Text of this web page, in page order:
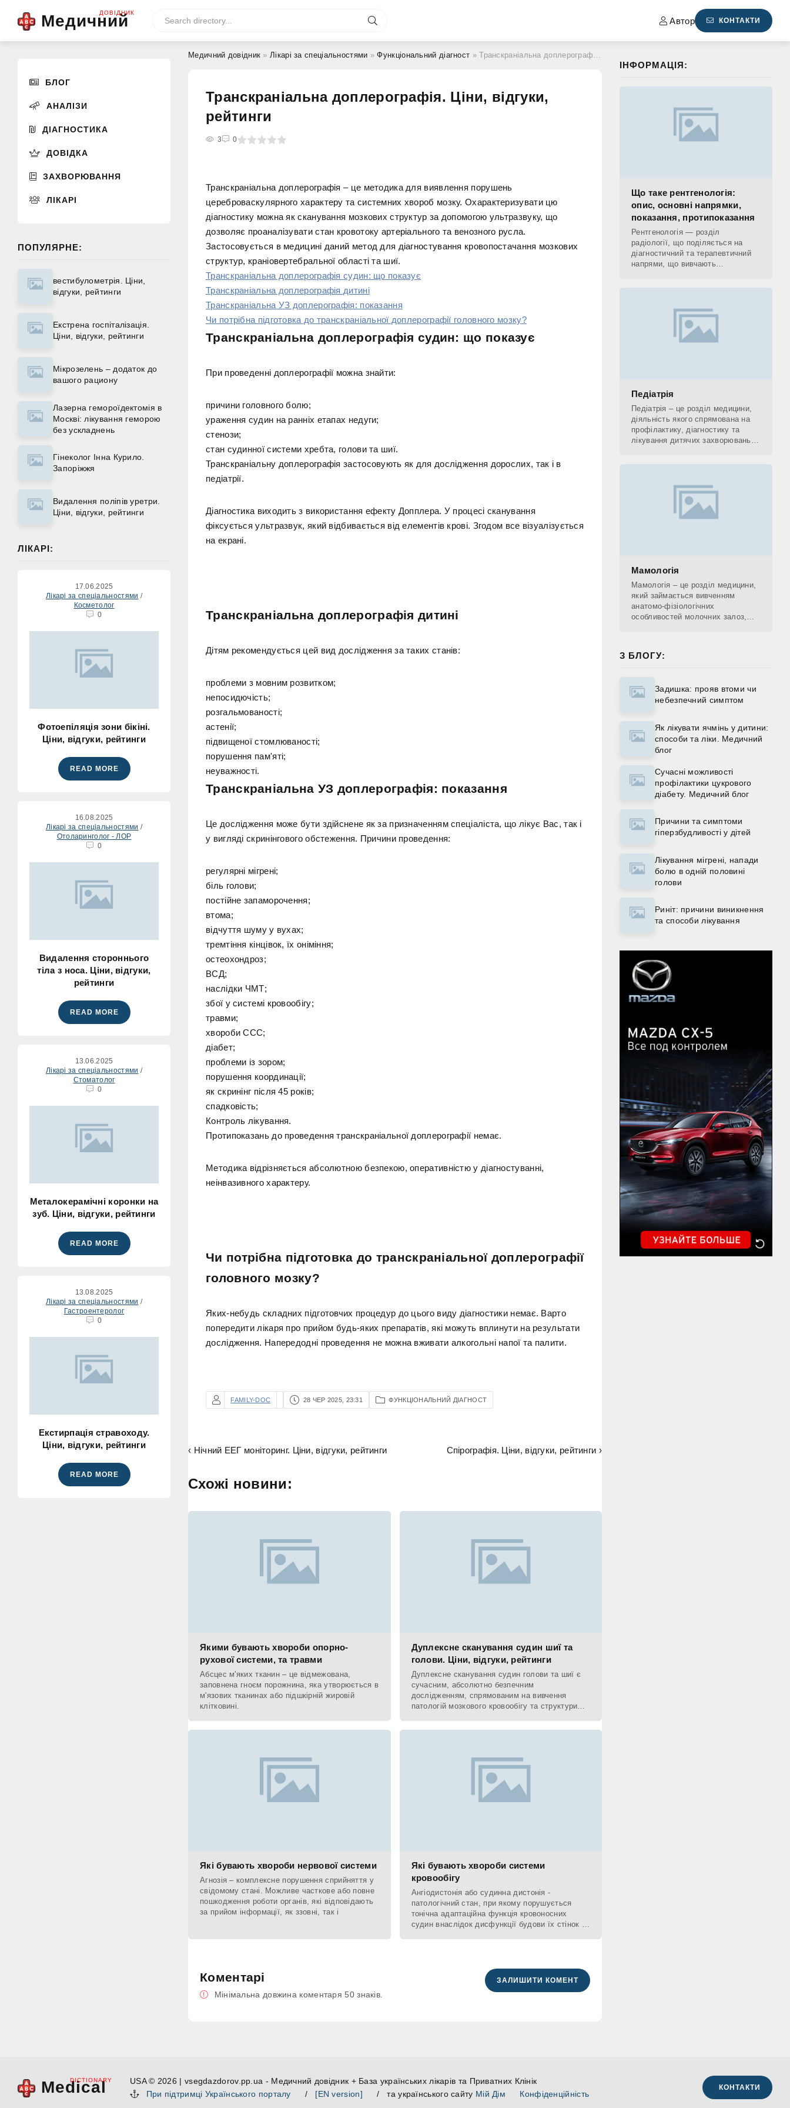
Медичний
ДОВІДНИК
Автор КОНТАКТИ
БЛОГ
АНАЛІЗИ
ДІАГНОСТИКА
ДОВІДКА
ЗАХВОРЮВАННЯ
ЛІКАРІ
ПОПУЛЯРНЕ:
вестибулометрія. Ціни,
відгуки, рейтинги
Екстрена госпіталізація.
Ціни, відгуки, рейтинги
Мікрозелень – додаток до
вашого рациону
Лазерна гемороїдектомія в
Москві: лікування геморою
без ускладнень
Гінеколог Інна Курило.
Запоріжжя
Видалення поліпів уретри.
Ціни, відгуки, рейтинги
ЛІКАРІ:
17.06.2025
Лікарі за спеціальностями /
Косметолог
0
Фотоепіляція зони бікіні.
Ціни, відгуки, рейтинги
READ MORE
16.08.2025
Лікарі за спеціальностями /
Отоларинголог - ЛОР
0
Видалення стороннього
тіла з носа. Ціни, відгуки,
рейтинги
READ MORE
13.06.2025
Лікарі за спеціальностями /
Стоматолог
0
Металокерамічні коронки на
зуб. Ціни, відгуки, рейтинги
READ MORE
13.08.2025
Лікарі за спеціальностями /
Гастроентеролог
0
Екстирпація стравоходу.
Ціни, відгуки, рейтинги
READ MORE
Медичний довідник »Лікарі за спеціальностями »Функціональний діагност » Транскраніальна доплерографія. Ціни, відгуки, рейтинги
Транскраніальна доплерографія. Ціни, відгуки,
рейтинги
3 0
4 5
Транскраніальна доплерографія – це методика для виявлення порушень
цереброваскулярного характеру та системних хвороб мозку. Охарактеризувати цю
діагностику можна як сканування мозкових структур за допомогою ультразвуку, що
дозволяє проаналізувати стан кровотоку артеріального та венозного русла.
Застосовується в медицині даний метод для діагностування кровопостачання мозкових
структур, краніовертебральної області та шиї.
Транскраніальна доплерографія судин: що показує
Транскраніальна доплерографія дитині
Транскраніальна УЗ доплерографія: показання
Чи потрібна підготовка до транскраніальної доплерографії головного мозку?
Транскраніальна доплерографія судин: що показує
При проведенні доплерографії можна знайти:
причини головного болю;
ураження судин на ранніх етапах недуги;
стенози;
стан судинної системи хребта, голови та шиї.
Транскраніальну доплерографія застосовують як для дослідження дорослих, так і в
педіатрії.
Діагностика виходить з використання ефекту Допплера. У процесі сканування
фіксується ультразвук, який відбивається від елементів крові. Згодом все візуалізується
на екрані.
Транскраніальна доплерографія дитині
Дітям рекомендується цей вид дослідження за таких станів:
проблеми з мовним розвитком;
непосидючість;
розгальмованості;
астенії;
підвищеної стомлюваності;
порушення пам'яті;
неуважності.
Транскраніальна УЗ доплерографія: показання
Це дослідження може бути здійснене як за призначенням спеціаліста, що лікує Вас, так і
у вигляді скринінгового обстеження. Причини проведення:
регулярні мігрені;
біль голови;
постійне запаморочення;
втома;
відчуття шуму у вухах;
тремтіння кінцівок, їх оніміння;
остеохондроз;
ВСД;
наслідки ЧМТ;
збої у системі кровообігу;
травми;
хвороби ССС;
діабет;
проблеми із зором;
порушення координації;
як скринінг після 45 років;
спадковість;
Контроль лікування.
Протипоказань до проведення транскраніальної доплерографії немає.
Методика відрізняється абсолютною безпекою, оперативністю у діагностуванні,
неінвазивного характеру.
Чи потрібна підготовка до транскраніальної доплерографії
головного мозку?
Яких-небудь складних підготовчих процедур до цього виду діагностики немає. Варто
попередити лікаря про прийом будь-яких препаратів, які можуть вплинути на результати
дослідження. Напередодні проведення не можна вживати алкогольні напої та палити.
FAMILY-DOC 28 ЧЕР 2025, 23:31 ФУНКЦІОНАЛЬНИЙ ДІАГНОСТ
‹ Нічний ЕЕГ моніторинг. Ціни, відгуки, рейтинги Спірографія. Ціни, відгуки, рейтинги ›
Схожі новини:
Якими бувають хвороби опорно-
рухової системи, та травми
Абсцес м'яких тканин – це відмежована,
заповнена гноєм порожнина, яка утворюється в
м'язових тканинах або підшкірній жировій
клітковині.
Дуплексне сканування судин шиї та
голови. Ціни, відгуки, рейтинги
Дуплексне сканування судин голови та шиї є
сучасним, абсолютно безпечним
дослідженням, спрямованим на вивчення
патологій мозкового кровообігу та структури
Які бувають хвороби нервової системи
Агнозія – комплексне порушення сприйняття у
свідомому стані. Можливе часткове або повне
пошкодження роботи органів, які відповідають
за прийом інформації, як ззовні, так і
Які бувають хвороби системи
кровообігу
Ангіодистонія або судинна дистонія -
патологічний стан, при якому порушується
тонічна адаптаційна функція кровоносних
судин внаслідок дисфункції будови їх стінок та
Коментарі
Мінімальна довжина коментаря 50 знаків.
ЗАЛИШИТИ КОМЕНТ
ІНФОРМАЦІЯ:
Що таке рентгенологія:
опис, основні напрямки,
показання, протипоказання
Рентгенологія — розділ
радіології, що поділяється на
діагностичний та терапевтичний
напрями, що вивчають
Педіатрія
Педіатрія – це розділ медицини,
діяльність якого спрямована на
профілактику, діагностику та
лікування дитячих захворювань, а
Мамологія
Мамологія – це розділ медицини,
який займається вивченням
анатомо-фізіологічних
особливостей молочних залоз,
З БЛОГУ:
Задишка: прояв втоми чи
небезпечний симптом
Як лікувати ячмінь у дитини:
способи та ліки. Медичний
блог
Сучасні можливості
профілактики цукрового
діабету. Медичний блог
Причини та симптоми
гіперзбудливості у дітей
Лікування мігрені, напади
болю в одній половині
голови
Риніт: причини виникнення
та способи лікування
Medical
DICTIONARY
USA © 2026 | vsegdazdorov.pp.ua - Медичний довідник + База українських лікарів та Приватних Клінік
При підтримці Українського порталу
/ [EN version] / та українського сайту Мій Дім Конфіденційність
КОНТАКТИ